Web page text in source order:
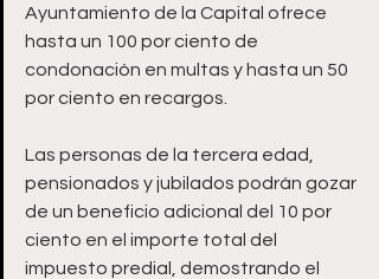
Ayuntamiento de la Capital ofrece
hasta un 100 por ciento de
condonación en multas y hasta un 50
por ciento en recargos.
Las personas de la tercera edad,
pensionados y jubilados podrán gozar
de un beneficio adicional del 10 por
ciento en el importe total del
impuesto predial, demostrando el